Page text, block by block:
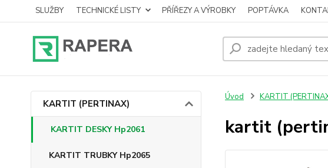
SLUŽBY TECHNICKÉ LISTY PŘÍŘEZY A VÝROBKY POPTÁVKA
KARTIT (PERTINAX)
KARTIT DESKY Hp2061
KARTIT TRUBKY Hp2065
Úvod KARTIT
kartit